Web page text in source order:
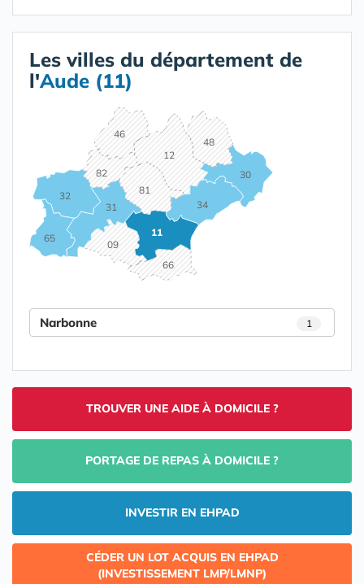
Les villes du département de
l'Aude (11)
09
11
12
30
31
32
34
46
48
65
66
81
82
Narbonne 1
TROUVER UNE AIDE À DOMICILE ?
PORTAGE DE REPAS À DOMICILE ?
INVESTIR EN EHPAD
CÉDER UN LOT ACQUIS EN EHPAD
(INVESTISSEMENT LMP/LMNP)